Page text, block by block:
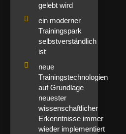
gelebt wird
ein moderner
Trainingspark
selbstverständlich
ist
neue
Trainingstechnologien
auf Grundlage
neuester
wissenschaftlicher
Erkenntnisse immer
wieder implementiert